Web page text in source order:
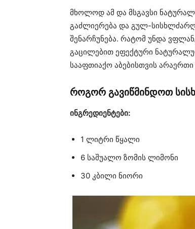
მხოლოდ ამ და მსგავსი
გაძლიერება და გულ-
შენარჩუნება. რატომ უნდა
გაცილებით ეფექტური
სააფთიაქო აბებისთვის
როგორ გავიწმინდოთ
ინგრედიენტები:
1 ლიტრი წყალი
6 საშუალო ზომის ლიმონი
30 კბილი ნიორი